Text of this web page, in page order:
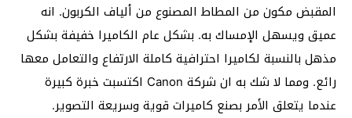
المقبض مكون من المطاط المصنوع من ألياف الكربون. انه
عميق ويسهل الإمساك به. بشكل عام الكاميرا خفيفة بشكل
مذهل بالنسبة لكاميرا احترافية كاملة الارتفاع والتعامل معها
رائع. ومما لا شك به ان شركة Canon اكتسبت خبرة كبيرة
عندما يتعلق الأمر بصنع كاميرات قوية وسريعة التصوير.